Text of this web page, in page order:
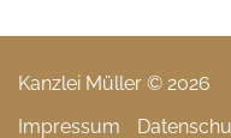
Kanzlei Müller © 2026
Impressum